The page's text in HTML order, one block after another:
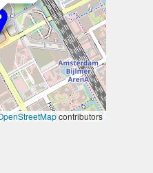
contributors